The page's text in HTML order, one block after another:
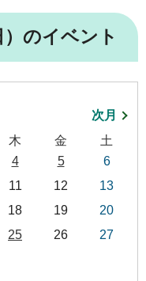
のイベント
次月
木 金
土
4 5
6
11 12
13
18 19
20
25 26
27